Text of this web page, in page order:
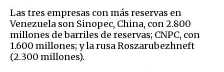
Las tres empresas con más reservas en
Venezuela son Sinopec, China, con 2.800
millones de barriles de reservas; CNPC, con
1.600 millones; y la rusa Roszarubezhneft
(2.300 millones).